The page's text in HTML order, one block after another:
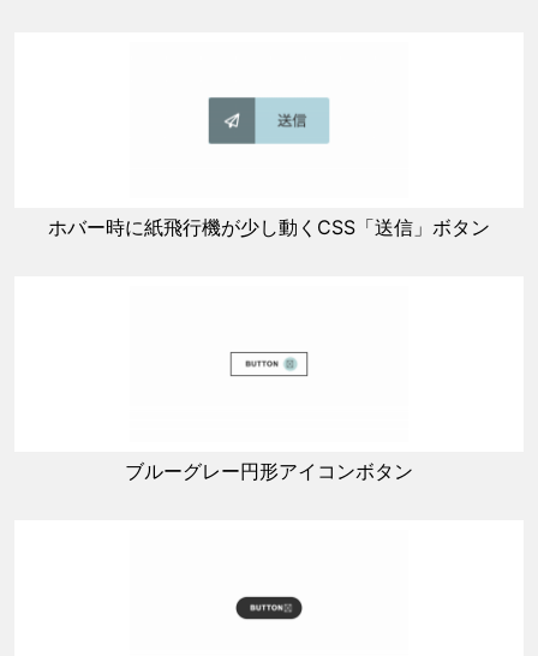
ホバー時に紙飛行機が少し動くCSS「送信」ボタン
ブルーグレー円形アイコンボタン